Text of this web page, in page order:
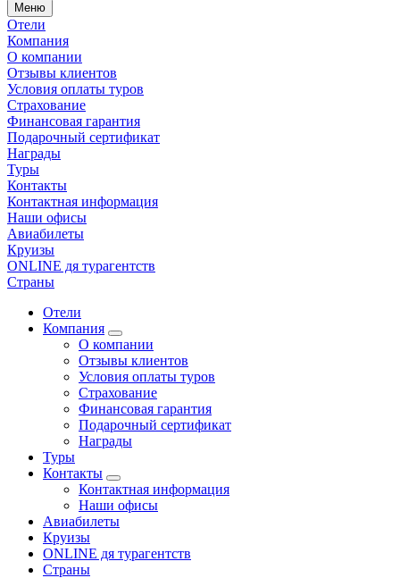
Меню
Отели
Компания
О компании
Отзывы клиентов
Условия оплаты туров
Страхование
Финансовая гарантия
Подарочный сертификат
Награды
Туры
Контакты
Контактная информация
Наши офисы
Авиабилеты
Круизы
ONLINE дя турагентств
Страны
Отели
Компания
О компании
Отзывы клиентов
Условия оплаты туров
Страхование
Финансовая гарантия
Подарочный сертификат
Награды
Туры
Контакты
Контактная информация
Наши офисы
Авиабилеты
Круизы
ONLINE дя турагентств
Страны